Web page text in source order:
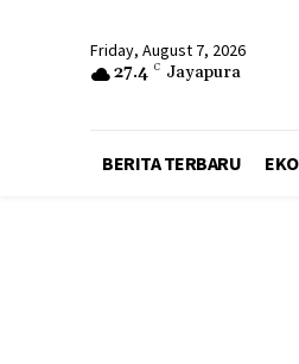
Friday, August 7, 2026
27.4 C Jayapura
BERITA TERBARU